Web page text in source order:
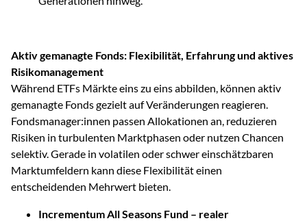
Aktiv gemanagte Fonds: Flexibilität, Erfahrung und aktives
Risikomanagement
Während ETFs Märkte eins zu eins abbilden, können aktiv
gemanagte Fonds gezielt auf Veränderungen reagieren.
Fondsmanager:innen passen Allokationen an, reduzieren
Risiken in turbulenten Marktphasen oder nutzen Chancen
selektiv. Gerade in volatilen oder schwer einschätzbaren
Marktumfeldern kann diese Flexibilität einen
entscheidenden Mehrwert bieten.
Incrementum All Seasons Fund – realer